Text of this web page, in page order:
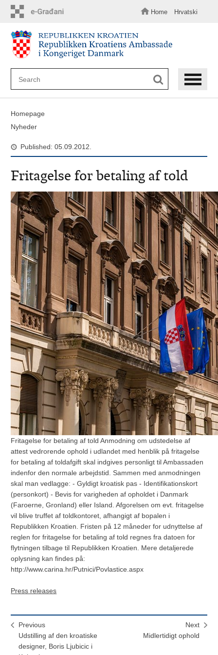
content
Home Hrvatski
Homepage
Nyheder
Published: 05.09.2012.
Fritagelse for betaling af told
Fritagelse for betaling af told Anmodning om udstedelse af
attest vedrorende ophold i udlandet med henblik på fritagelse
for betaling af toldafgift skal indgives personligt til Ambassaden
indenfor den normale arbejdstid. Sammen med anmodningen
skal man vedlagge: - Gyldigt kroatisk pas - Identifikationskort
(personkort) - Bevis for varigheden af opholdet i Danmark
(Faroerne, Gronland) eller Island. Afgorelsen om evt. fritagelse
vil blive truffet af toldkontoret, afhangigt af bopalen i
Republikken Kroatien. Fristen på 12 måneder for udnyttelse af
reglen for fritagelse for betaling af told regnes fra datoen for
flytningen tilbage til Republikken Kroatien. Mere detaljerede
oplysning kan findes på:
http://www.carina.hr/Putnici/Povlastice.aspx
Press releases
Previous
Udstilling af den kroatiske
designer, Boris Ljubicic i
Next
Midlertidigt ophold